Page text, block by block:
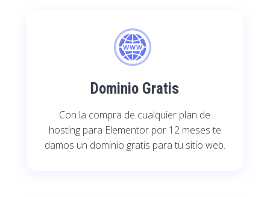
Dominio Gratis
Con la compra de cualquier plan de
hosting para Elementor por 12 meses te
damos un dominio gratis para tu sitio web.